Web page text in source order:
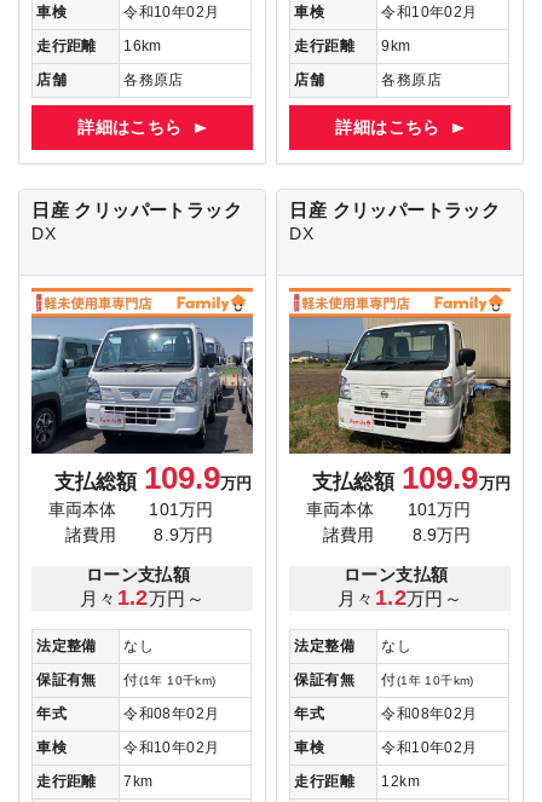
車検
令和10年02月
走行距離
16km
店舗
各務原店
詳細はこちら
車検
令和10年02月
走行距離
9km
店舗
各務原店
詳細はこちら
日産 クリッパートラック
DX
支払総額 109.9万円
車両本体
101万円
諸費用
8.9万円
ローン支払額
月々 1.2万円～
法定整備
なし
保証有無
付(1年 10千km)
年式
令和08年02月
車検
令和10年02月
走行距離
7km
日産 クリッパートラック
DX
支払総額 109.9万円
車両本体
101万円
諸費用
8.9万円
ローン支払額
月々 1.2万円～
法定整備
なし
保証有無
付(1年 10千km)
年式
令和08年02月
車検
令和10年02月
走行距離
12km